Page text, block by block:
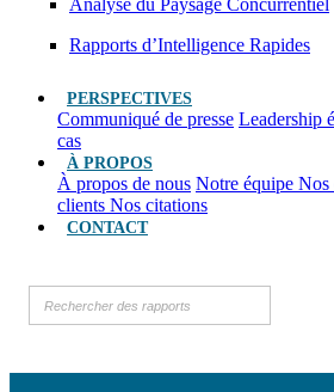
Analyse du Paysage Concurrentiel
Rapports d’Intelligence Rapides
PERSPECTIVES
Communiqué de presse Leadership
cas
À PROPOS
À propos de nous Notre équipe Nos
clients Nos citations
CONTACT